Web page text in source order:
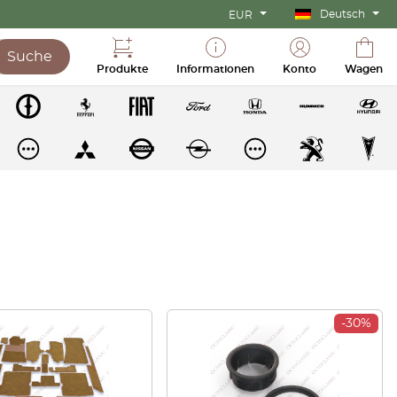
EUR Deutsch
Suche
Produkte Informationen Konto Wagen
-30%